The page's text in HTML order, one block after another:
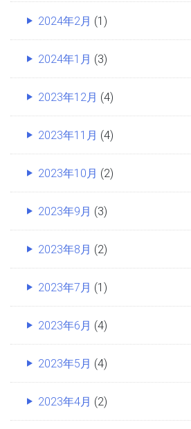
2024年2月 (1)
2024年1月 (3)
2023年12月 (4)
2023年11月 (4)
2023年10月 (2)
2023年9月 (3)
2023年8月 (2)
2023年7月 (1)
2023年6月 (4)
2023年5月 (4)
2023年4月 (2)